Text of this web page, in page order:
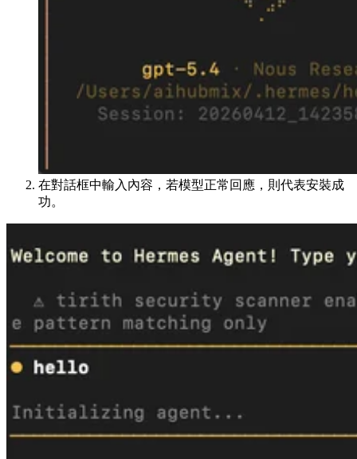
在對話框中輸入內容，若模型正常回應，則代表安裝成
功。